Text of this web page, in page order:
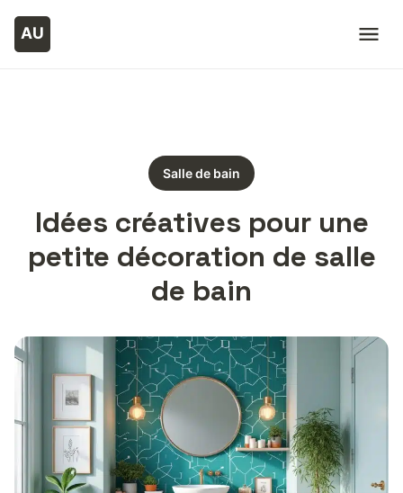
Salle de bain
Idées créatives pour une
petite décoration de salle
de bain